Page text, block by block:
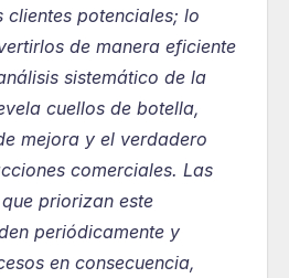
clientes potenciales; lo
de manera eficiente
sistemático de la
cuellos de botella,
mejora y el verdadero
comerciales. Las
priorizan este
periódicamente y
en consecuencia,